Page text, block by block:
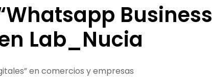
Business
Lab_Nucia
en comercios y empresas